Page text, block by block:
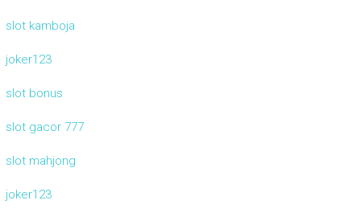
slot kamboja
joker123
slot bonus
slot gacor 777
slot mahjong
joker123